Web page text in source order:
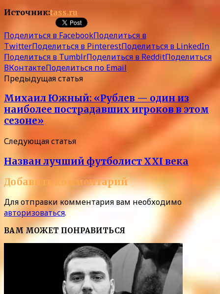
Источник:tass.ru
Поделиться в FacebookПоделиться в
TwitterПоделиться в PinterestПоделиться в LinkedIn
Поделиться в TumblrПоделиться в RedditПоделиться
ВКонтактеПоделиться по Email
Предыдущая статья
Михаил Южный: «Рублев — один из
наиболее пострадавших игроков в этом
сезоне»
Следующая статья
Назван лучший футболист XXI века
Добавить комментарий
Для отправки комментария вам необходимо
авторизоваться.
ВАМ МОЖЕТ ПОНРАВИТЬСЯ